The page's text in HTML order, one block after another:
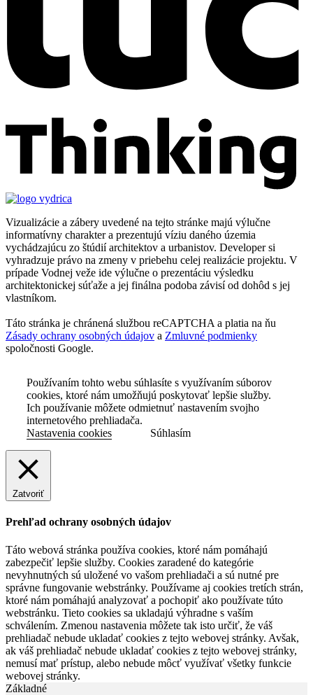
Vizualizácie a zábery uvedené na tejto stránke majú výlučne
informatívny charakter a prezentujú víziu daného územia
vychádzajúcu zo štúdií architektov a urbanistov. Developer si
vyhradzuje právo na zmeny v priebehu celej realizácie projektu. V
prípade Vodnej veže ide výlučne o prezentáciu výsledku
architektonickej súťaže a jej finálna podoba závisí od dohôd s jej
vlastníkom.
Táto stránka je chránená službou reCAPTCHA a platia na ňu
Zásady ochrany osobných údajov a Zmluvné podmienky
spoločnosti Google.
Používaním tohto webu súhlasíte s využívaním súborov
cookies, ktoré nám umožňujú poskytovať lepšie služby.
Ich používanie môžete odmietnuť nastavením svojho
internetového prehliadača.
Nastavenia cookies
Súhlasím
Zatvoriť
Prehľad ochrany osobných údajov
Táto webová stránka používa cookies, ktoré nám pomáhajú
zabezpečiť lepšie služby. Cookies zaradené do kategórie
nevyhnutných sú uložené vo vašom prehliadači a sú nutné pre
správne fungovanie webstránky. Používame aj cookies tretích strán,
ktoré nám pomáhajú analyzovať a pochopiť ako používate túto
webstránku. Tieto cookies sa ukladajú výhradne s vaším
schválením. Zmenou nastavenia môžete tak isto určiť, že váš
prehliadač nebude ukladať cookies z tejto webovej stránky. Avšak,
ak váš prehliadač nebude ukladať cookies z tejto webovej stránky,
nemusí mať prístup, alebo nebude môcť využívať všetky funkcie
webovej stránky.
Základné